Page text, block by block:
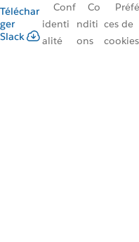
Téléchar
ger
Slack
Conf
identi
alité
Co
nditi
ons
ces de
cookies